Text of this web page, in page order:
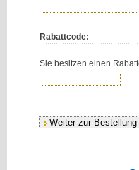
Rabattcode:
Sie besitzen einen